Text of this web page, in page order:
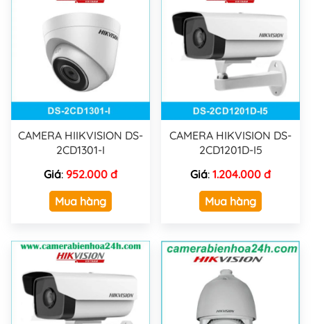
CAMERA HIIKVISION DS-
2CD1301-I
Giá: 952.000 đ
Mua hàng
CAMERA HIKVISION DS-
2CD1201D-I5
Giá: 1.204.000 đ
Mua hàng